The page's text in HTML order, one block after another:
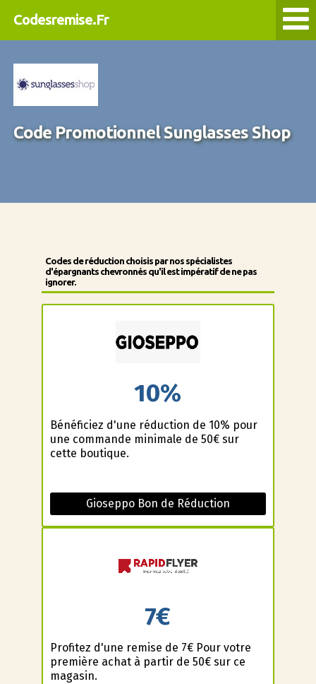
Codesremise.Fr
Code Promotionnel Sunglasses Shop
Codes de réduction choisis par nos spécialistes
d'épargnants chevronnés qu'il est impératif de ne pas
ignorer.
10%
Bénéficiez d'une réduction de 10% pour
une commande minimale de 50€ sur
cette boutique.
Gioseppo Bon de Réduction
7€
Profitez d'une remise de 7€ Pour votre
première achat à partir de 50€ sur ce
magasin.